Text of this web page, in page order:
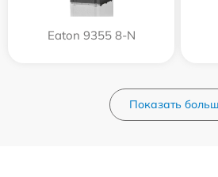
Eaton 9355 8-N
Показать